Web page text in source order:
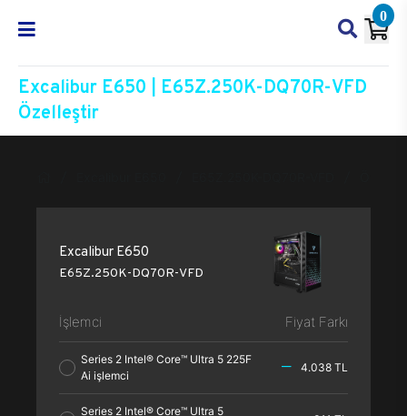
0
Excalibur E650 | E65Z.250K-DQ70R-VFD
Özelleştir
Excalibur E650
E65Z.250K-DQ70R-VFD
İşlemci Fiyat Farkı
Series 2 Intel® Core™ Ultra 5 225F
Ai işlemci
4.038 TL
Series 2 Intel® Core™ Ultra 5